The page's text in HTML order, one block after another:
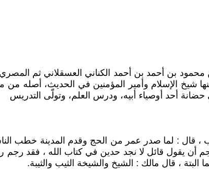
الإسلام وأمير المؤمنين في الحديث، أصله من
: لما صدر عمر من الحج وقدم المدينة خطب
أن يقول قائل لا نجد حدين في كتاب الله ، فقد رجم
البتة ، قال مالك : الشيخ والشيخة الثيب والثيبة.